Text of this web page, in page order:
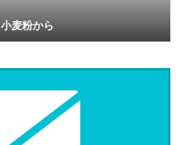
小麦粉から